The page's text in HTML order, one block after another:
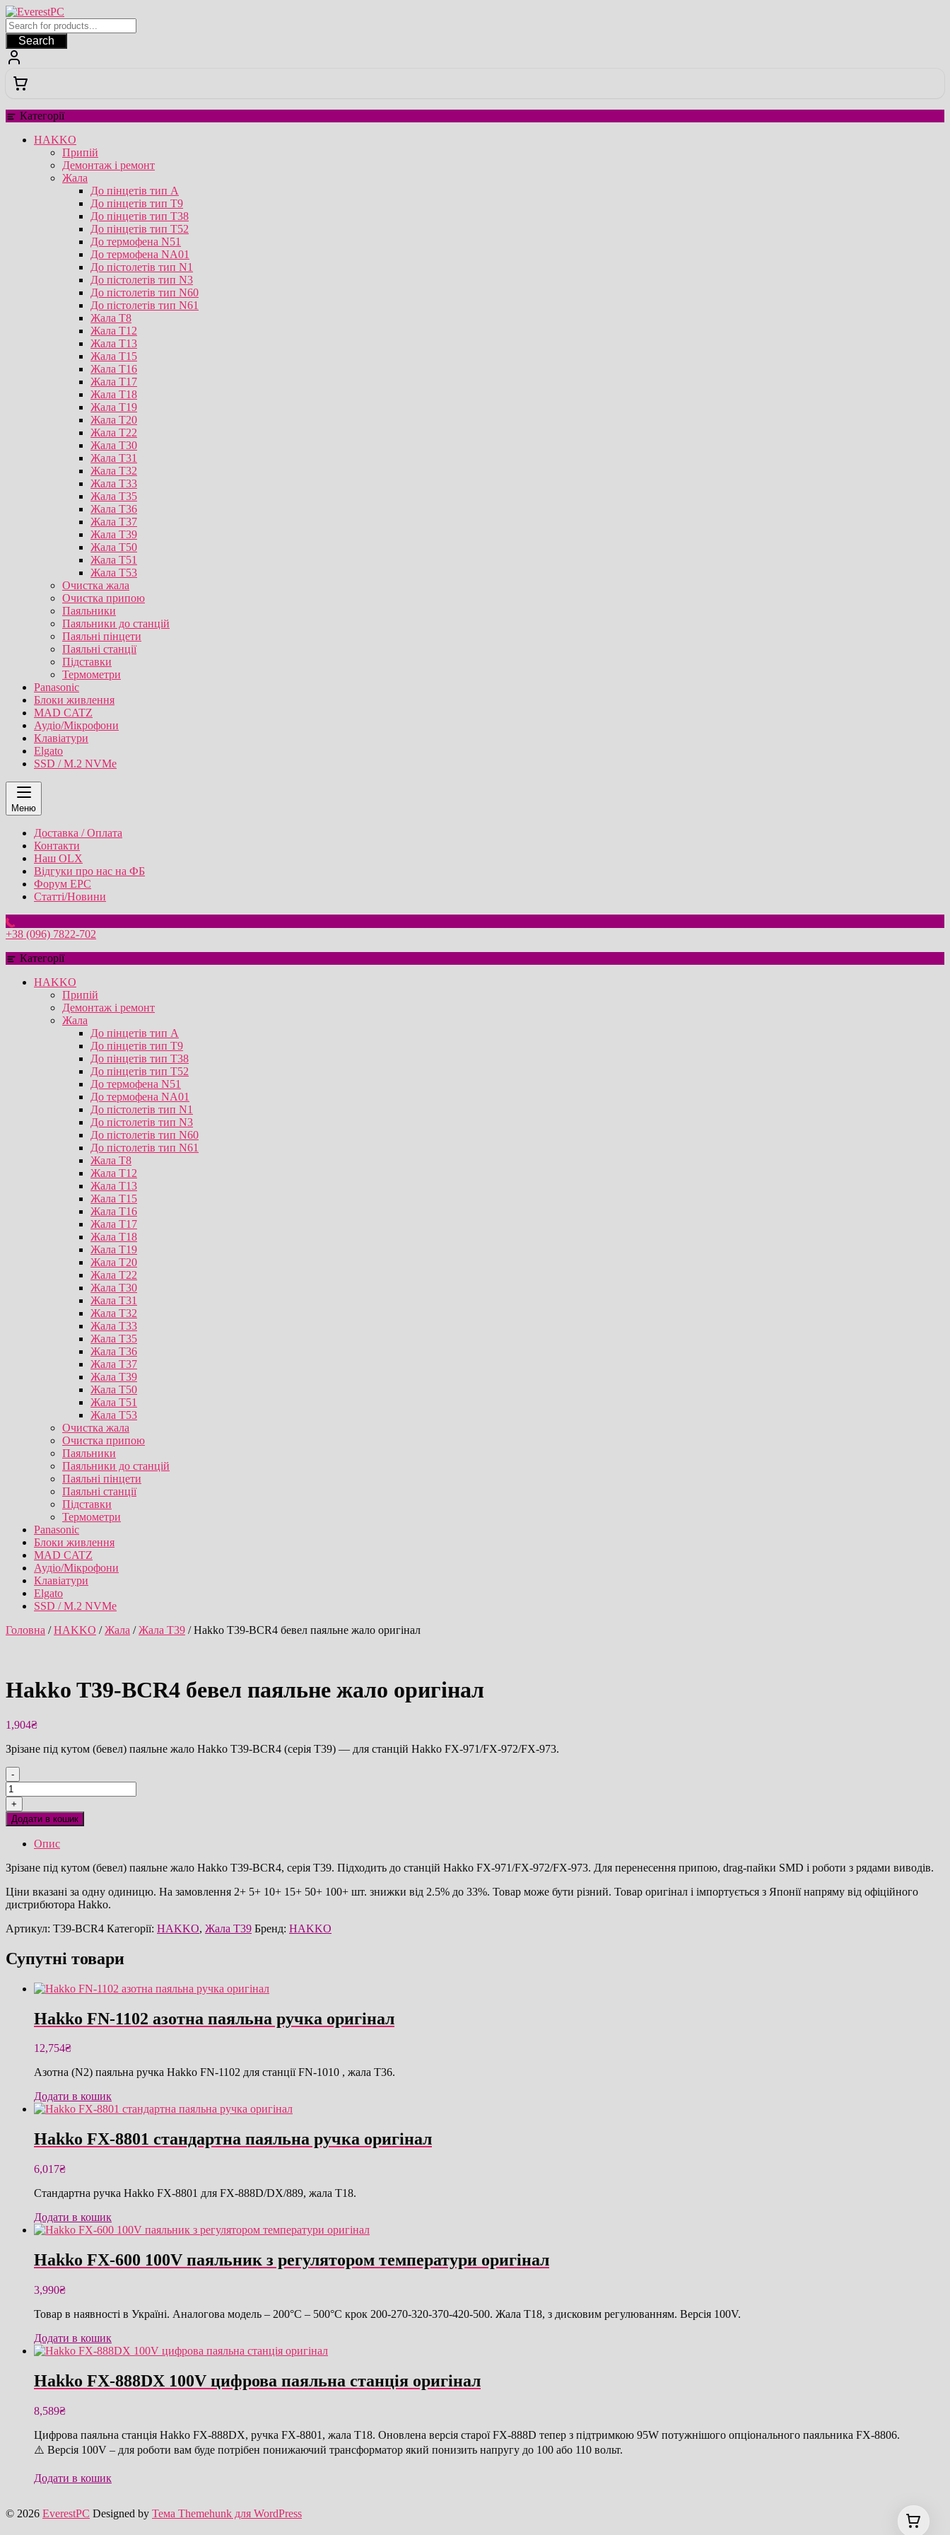
Перейти
до
вмісту
Search
Категорії
HAKKO
Припій
Демонтаж і ремонт
Жала
До пінцетів тип А
До пінцетів тип T9
До пінцетів тип T38
До пінцетів тип T52
До термофена N51
До термофена NA01
До пістолетів тип N1
До пістолетів тип N3
До пістолетів тип N60
До пістолетів тип N61
Жала T8
Жала T12
Жала T13
Жала T15
Жала T16
Жала T17
Жала T18
Жала T19
Жала T20
Жала T22
Жала T30
Жала T31
Жала T32
Жала T33
Жала T35
Жала T36
Жала T37
Жала T39
Жала T50
Жала T51
Жала T53
Очистка жала
Очистка припою
Паяльники
Паяльники до станцій
Паяльні пінцети
Паяльні станції
Підставки
Термометри
Panasonic
Блоки живлення
MAD CATZ
Аудіо/Мікрофони
Клавіатури
Elgato
SSD / M.2 NVMe
Меню
Доставка / Оплата
Контакти
Наш OLX
Відгуки про нас на ФБ
Форум EPC
Статті/Новини
+38 (096) 7822-702
Категорії
HAKKO
Припій
Демонтаж і ремонт
Жала
До пінцетів тип А
До пінцетів тип T9
До пінцетів тип T38
До пінцетів тип T52
До термофена N51
До термофена NA01
До пістолетів тип N1
До пістолетів тип N3
До пістолетів тип N60
До пістолетів тип N61
Жала T8
Жала T12
Жала T13
Жала T15
Жала T16
Жала T17
Жала T18
Жала T19
Жала T20
Жала T22
Жала T30
Жала T31
Жала T32
Жала T33
Жала T35
Жала T36
Жала T37
Жала T39
Жала T50
Жала T51
Жала T53
Очистка жала
Очистка припою
Паяльники
Паяльники до станцій
Паяльні пінцети
Паяльні станції
Підставки
Термометри
Panasonic
Блоки живлення
MAD CATZ
Аудіо/Мікрофони
Клавіатури
Elgato
SSD / M.2 NVMe
Головна /HAKKO /Жала /Жала T39 / Hakko T39-BCR4 бевел паяльне жало оригінал
Hakko T39-BCR4 бевел паяльне жало оригінал
1,904₴
Зрізане під кутом (бевел) паяльне жало Hakko T39-BCR4 (серія T39) — для станцій Hakko FX-971/FX-972/FX-973.
-
Hakko
T39-
BCR4
бевел
паяльне
оригінал
кількість
+
Додати в кошик
Опис
Зрізане під кутом (бевел) паяльне жало Hakko T39-BCR4, серія T39. Підходить до станцій Hakko FX-971/FX-972/FX-973. Для перенесення припою, drag-пайки SMD і роботи з рядами виводів.
Ціни вказані за одну одиницю. На замовлення 2+ 5+ 10+ 15+ 50+ 100+ шт. знижки від 2.5% до 33%. Товар може бути різний. Товар оригінал і імпортується з Японії напряму від офіційного
дистрибютора Hakko.
Артикул: T39-BCR4 Категорії: HAKKO, Жала T39 Бренд: HAKKO
Супутні товари
Hakko FN-1102 азотна паяльна ручка оригінал
12,754₴
Азотна (N2) паяльна ручка Hakko FN-1102 для станції FN-1010 , жала T36.
Додати в кошик
Hakko FX-8801 стандартна паяльна ручка оригінал
6,017₴
Стандартна ручка Hakko FX-8801 для FX-888D/DX/889, жала T18.
Додати в кошик
Hakko FX-600 100V паяльник з регулятором температури оригінал
3,990₴
Товар в наявності в Україні. Аналогова модель – 200°C – 500°C крок 200-270-320-370-420-500. Жала T18, з дисковим регулюванням. Версія 100V.
Додати в кошик
Hakko FX-888DX 100V цифрова паяльна станція оригінал
8,589₴
Цифрова паяльна станція Hakko FX-888DX, ручка FX-8801, жала T18. Оновлена версія старої FX-888D тепер з підтримкою 95W потужнішого опціонального паяльника FX-8806.
⚠️ Версія 100V – для роботи вам буде потрібен понижаючий трансформатор який понизить напругу до 100 або 110 вольт.
Додати в кошик
© 2026 EverestPC Designed by Тема Themehunk для WordPress